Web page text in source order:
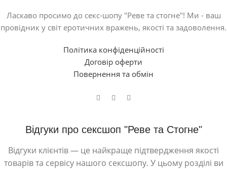
Ласкаво просимо до секс-шопу "Реве та стогне"! Ми - ваш
провідник у світ еротичних вражень, якості та задоволення.
Політика конфіденційності
Договір оферти
Повернення та обмін
Відгуки про сексшоп "Реве та Стогне"
Відгуки клієнтів — це найкраще підтвердження якості
товарів та сервісу нашого сексшопу. У цьому розділі ви